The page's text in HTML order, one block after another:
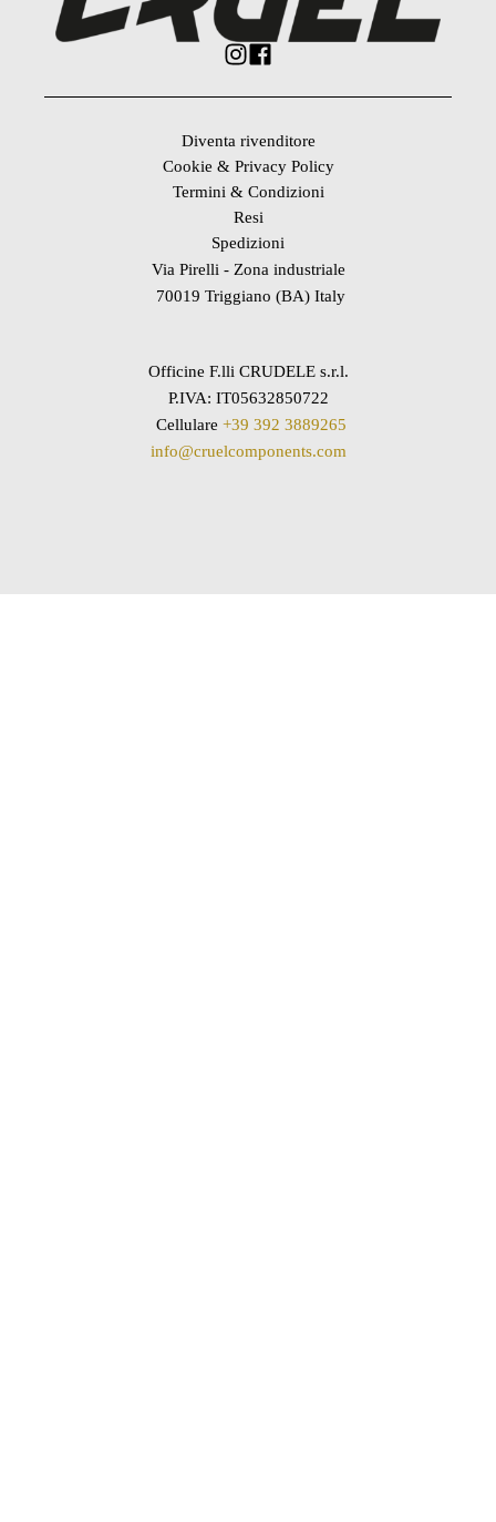
Diventa rivenditore
Cookie & Privacy Policy
Termini & Condizioni
Resi
Spedizioni
Via Pirelli - Zona industriale
70019 Triggiano (BA) Italy
Officine F.lli CRUDELE s.r.l.
P.IVA: IT05632850722
Cellulare +39 392 3889265
info@cruelcomponents.com